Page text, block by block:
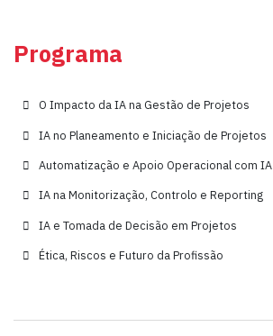
Programa
O Impacto da IA na Gestão de Projetos
IA no Planeamento e Iniciação de Projetos
Automatização e Apoio Operacional com IA
IA na Monitorização, Controlo e Reporting
IA e Tomada de Decisão em Projetos
Ética, Riscos e Futuro da Profissão